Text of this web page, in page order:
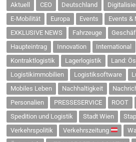
Aktuell CEO Deutschland
E-Mobilität
Europa Events
Events &
EXKLUSIVE NEWS
Fahrzeuge
Haupteintrag
Innovation International
Kontraktlogistik
Lagerlogistik Land:
Logistikimmobilien
Logistiksoftware
Mobiles Leben
Nachhaltigkeit
Personalien
PRESSESERVICE ROOT
Spedition und Logistik
Stadt Wien
Verkehrspolitik
Verkehrszeitung